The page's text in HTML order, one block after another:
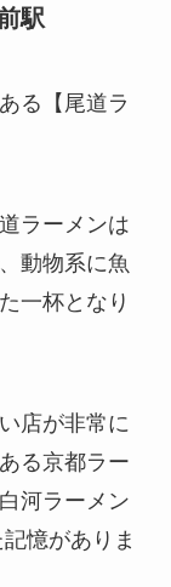
駅
る【尾道ラ
ラーメンは
動物系に魚
一杯となり
店が非常に
る京都ラー
河ラーメン
憶がありま